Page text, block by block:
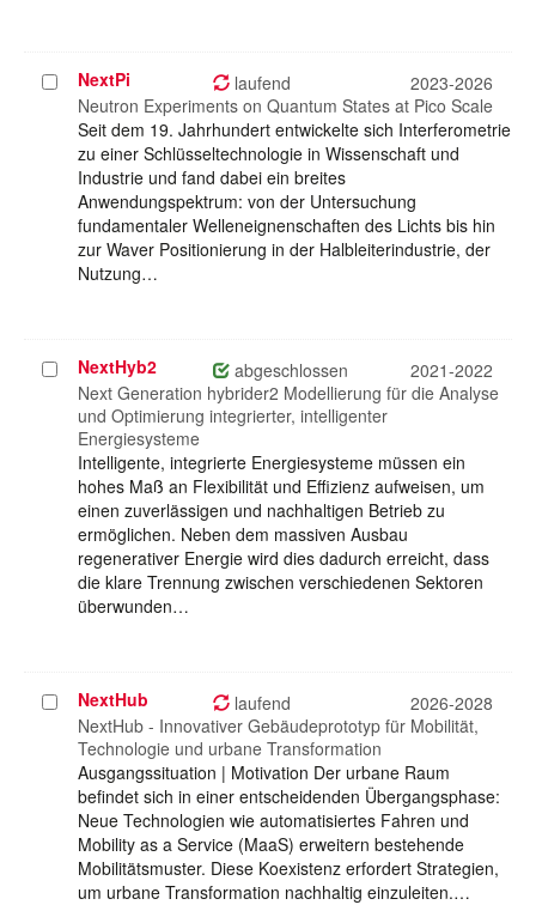
Projekt
auswählen
NextPi laufend
2023-2026
Neutron Experiments on Quantum States at Pico Scale
Seit dem 19. Jahrhundert entwickelte sich Interferometrie
zu einer Schlüsseltechnologie in Wissenschaft und
Industrie und fand dabei ein breites
Anwendungspektrum: von der Untersuchung
fundamentaler Welleneignenschaften des Lichts bis hin
zur Waver Positionierung in der Halbleiterindustrie, der
Nutzung…
Projekt
auswählen
NextHyb2 abgeschlossen
2021-2022
Next Generation hybrider2 Modellierung für die Analyse
und Optimierung integrierter, intelligenter
Energiesysteme
Intelligente, integrierte Energiesysteme müssen ein
hohes Maß an Flexibilität und Effizienz aufweisen, um
einen zuverlässigen und nachhaltigen Betrieb zu
ermöglichen. Neben dem massiven Ausbau
regenerativer Energie wird dies dadurch erreicht, dass
die klare Trennung zwischen verschiedenen Sektoren
überwunden…
Projekt
auswählen
NextHub laufend
2026-2028
NextHub - Innovativer Gebäudeprototyp für Mobilität,
Technologie und urbane Transformation
Ausgangssituation | Motivation Der urbane Raum
befindet sich in einer entscheidenden Übergangsphase:
Neue Technologien wie automatisiertes Fahren und
Mobility as a Service (MaaS) erweitern bestehende
Mobilitätsmuster. Diese Koexistenz erfordert Strategien,
um urbane Transformation nachhaltig einzuleiten.…